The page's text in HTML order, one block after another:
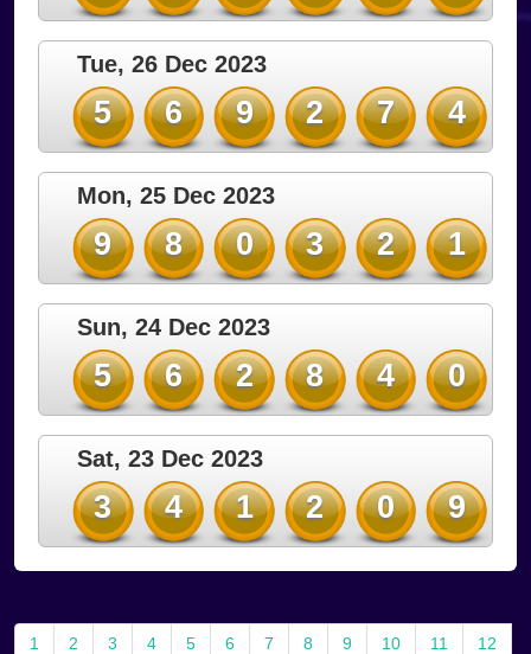
Tue, 26 Dec 2023
5 6 9 2 7 4
Mon, 25 Dec 2023
9 8 0 3 2 1
Sun, 24 Dec 2023
5 6 2 8 4 0
Sat, 23 Dec 2023
3 4 1 2 0 9
1 2 3 4 5 6 7 8 9 10 11 12